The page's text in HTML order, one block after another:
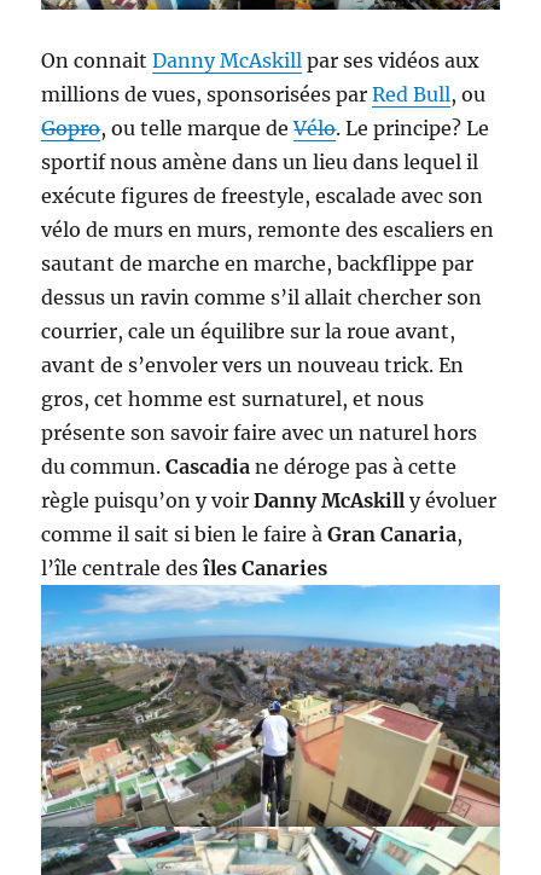
On connaitDanny McAskill par ses vidéos aux
millions de vues, sponsorisées parRed Bull, ou
Gopro, ou telle marque deVélo. Le principe? Le
sportif nous amène dans un lieu dans lequel il
exécute figures de freestyle, escalade avec son
vélo de murs en murs, remonte des escaliers en
sautant de marche en marche, backflippe par
dessus un ravin comme s’il allait chercher son
courrier, cale un équilibre sur la roue avant,
avant de s’envoler vers un nouveau trick. En
gros, cet homme est surnaturel, et nous
présente son savoir faire avec un naturel hors
du commun.Cascadia ne déroge pas à cette
règle puisqu’on y voirDanny McAskill y évoluer
comme il sait si bien le faire àGran Canaria,
l’île centrale desîles Canaries